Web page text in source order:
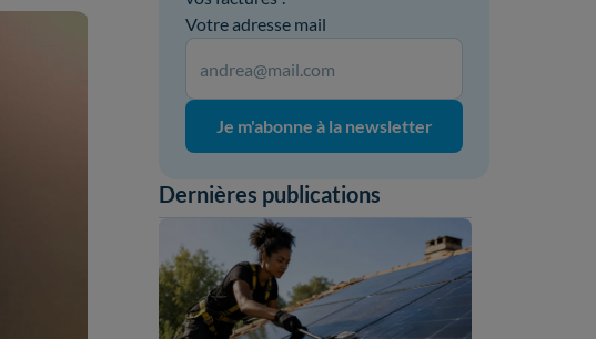
Votre adresse mail
Je m'abonne à la newsletter
Dernières publications